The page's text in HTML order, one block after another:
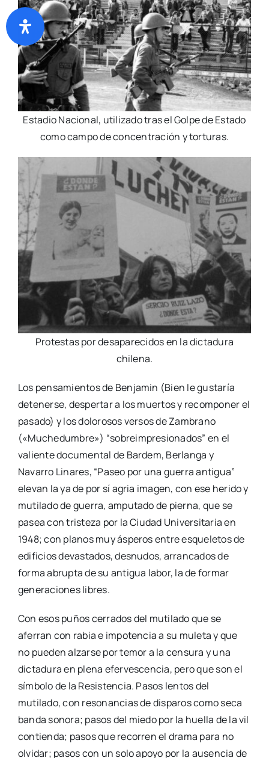
Estadio Nacional, utilizado tras el Golpe de Estado
como campo de concentración y torturas.
Protestas por desaparecidos en la dictadura
chilena.
Los pensamientos de Benjamin (Bien le gustaría
detenerse, despertar a los muertos y recomponer el
pasado) y los dolorosos versos de Zambrano
(«Muchedumbre») “sobreimpresionados” en el
valiente documental de Bardem, Berlanga y
Navarro Linares, “Paseo por una guerra antigua”
elevan la ya de por sí agria imagen, con ese herido y
mutilado de guerra, amputado de pierna, que se
pasea con tristeza por la Ciudad Universitaria en
1948; con planos muy ásperos entre esqueletos de
edificios devastados, desnudos, arrancados de
forma abrupta de su antigua labor, la de formar
generaciones libres.
Con esos puños cerrados del mutilado que se
aferran con rabia e impotencia a su muleta y que
no pueden alzarse por temor a la censura y una
dictadura en plena efervescencia, pero que son el
símbolo de la Resistencia. Pasos lentos del
mutilado, con resonancias de disparos como seca
banda sonora; pasos del miedo por la huella de la vil
contienda; pasos que recorren el drama para no
olvidar; pasos con un solo apoyo por la ausencia de